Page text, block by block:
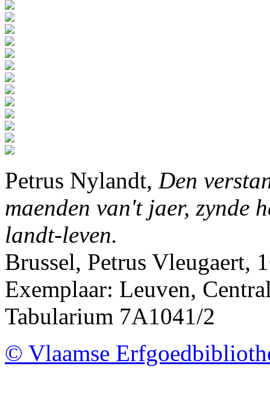
Petrus Nylandt, Den
maenden van't jaer, zynde
landt-leven.
Brussel, Petrus Vleugaert,
Exemplaar: Leuven,
Tabularium 7A1041/2
© Vlaamse